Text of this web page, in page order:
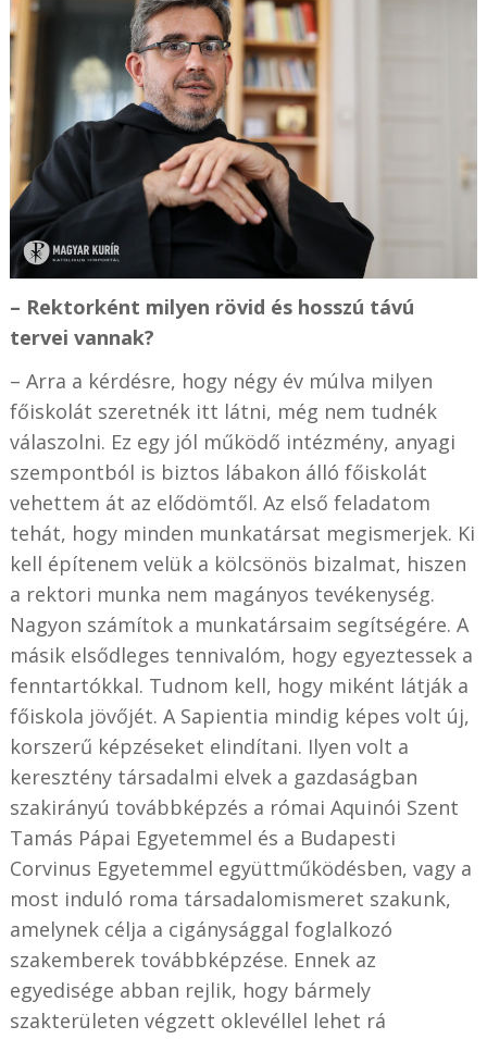
– Rektorként milyen rövid és hosszú távú
tervei vannak?
– Arra a kérdésre, hogy négy év múlva milyen
főiskolát szeretnék itt látni, még nem tudnék
válaszolni. Ez egy jól működő intézmény, anyagi
szempontból is biztos lábakon álló főiskolát
vehettem át az elődömtől. Az első feladatom
tehát, hogy minden munkatársat megismerjek. Ki
kell építenem velük a kölcsönös bizalmat, hiszen
a rektori munka nem magányos tevékenység.
Nagyon számítok a munkatársaim segítségére. A
másik elsődleges tennivalóm, hogy egyeztessek a
fenntartókkal. Tudnom kell, hogy miként látják a
főiskola jövőjét. A Sapientia mindig képes volt új,
korszerű képzéseket elindítani. Ilyen volt a
keresztény társadalmi elvek a gazdaságban
szakirányú továbbképzés a római Aquinói Szent
Tamás Pápai Egyetemmel és a Budapesti
Corvinus Egyetemmel együttműködésben, vagy a
most induló roma társadalomismeret szakunk,
amelynek célja a cigánysággal foglalkozó
szakemberek továbbképzése. Ennek az
egyedisége abban rejlik, hogy bármely
szakterületen végzett oklevéllel lehet rá